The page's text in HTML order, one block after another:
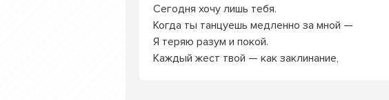
Сегодня хочу лишь тебя.
Когда ты танцуешь медленно за мной —
Я теряю разум и покой.
Каждый жест твой — как заклинание,